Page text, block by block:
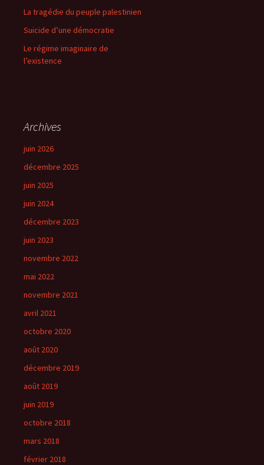
La tragédie du peuple palestinien
Suicide d’une démocratie
Le régime imaginaire de
l’existence
Archives
juin 2026
décembre 2025
juin 2025
juin 2024
décembre 2023
juin 2023
novembre 2022
mai 2022
novembre 2021
avril 2021
octobre 2020
août 2020
décembre 2019
août 2019
juin 2019
octobre 2018
mars 2018
février 2018